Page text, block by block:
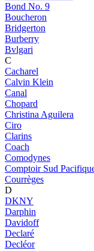
Bond No. 9
Boucheron
Bridgerton
Burberry
Bvlgari
C
Cacharel
Calvin Klein
Canal
Chopard
Christina Aguilera
Ciro
Clarins
Coach
Comodynes
Comptoir Sud
Courrèges
D
DKNY
Darphin
Davidoff
Declaré
Decléor